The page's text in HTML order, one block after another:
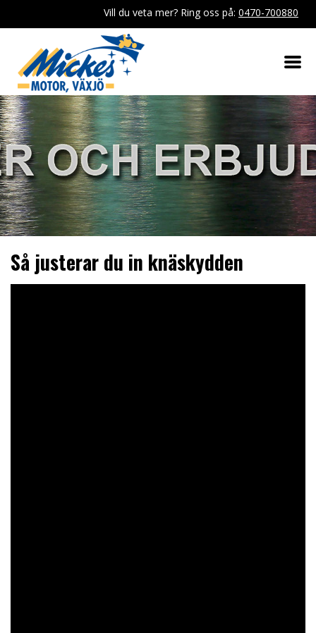
Vill du veta mer? Ring oss på: 0470-700880
Så justerar du in knäskydden